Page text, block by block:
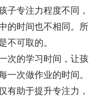
子专注力程度不同，
的时间也不相同。所
不可取的。
的学习时间，让孩
一次做作业的时间。
有助于提升专注力，